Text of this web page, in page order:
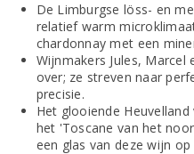
De Limburgse löss- en
relatief warm
chardonnay met een
Wijnmakers Jules,
over; ze streven naar
precisie.
Het glooiende
het 'Toscane van het
een glas van deze wijn